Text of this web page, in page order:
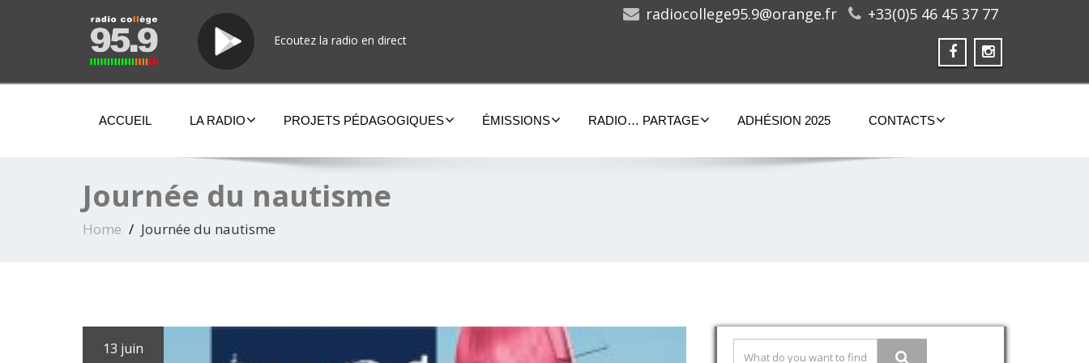
Ecoutez la radio en direct
radiocollege95.9@orange.fr +33(0)5 46 45 37 77
ACCUEIL LA RADIO PROJETS PÉDAGOGIQUES ÉMISSIONS RADIO… PARTAGE ADHÉSION 2025 CONTACTS
Journée du nautisme
Home Journée du nautisme
13 juin